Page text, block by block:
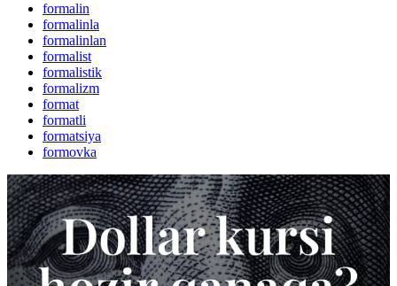
formalin
formalinla
formalinlan
formalist
formalistik
formalizm
format
formatli
formatsiya
formovka